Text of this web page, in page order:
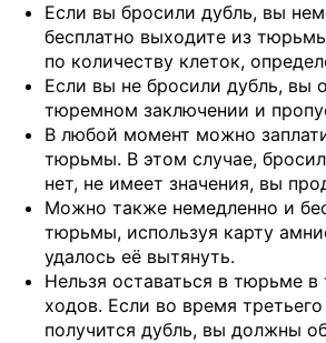
Если вы бросили дубль, вы
бесплатно выходите из
по количеству клеток,
Если вы не бросили дубль, вы
тюремном заключении и
В любой момент можно
тюрьмы. В этом случае,
нет, не имеет значения, вы
Можно также немедленно и
тюрьмы, используя карту
удалось её вытянуть.
Нельзя оставаться в тюрьме в
ходов. Если во время
получится дубль, вы должны